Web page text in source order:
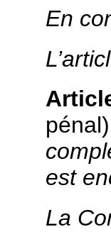
En
est
La